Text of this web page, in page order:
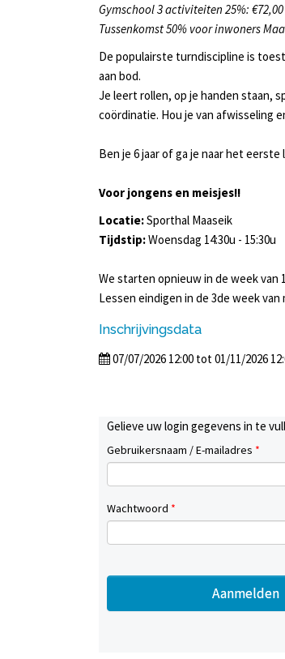
Gymschool 3 activiteiten 25%: €72,00
Tussenkomst 50% voor inwoners
De populairste turndiscipline is
aan bod.
Je leert rollen, op je handen staan,
coördinatie. Hou je van afwisseling
Ben je 6 jaar of ga je naar het
Voor jongens en meisjes!!
Locatie:Sporthal Maaseik
Tijdstip:Woensdag 14:30u - 15:30u
We starten opnieuw in de week van
Lessen eindigen in de 3de week
Inschrijvingsdata
07/07/2026 12:00 tot 01/11/2026
Gelieve uw login gegevens in te
Gebruikersnaam / E-mailadres *
Wachtwoord *